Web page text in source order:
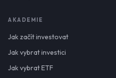
AKADEMIE
Jak začít investovat
Jak vybrat investici
Jak vybrat ETF